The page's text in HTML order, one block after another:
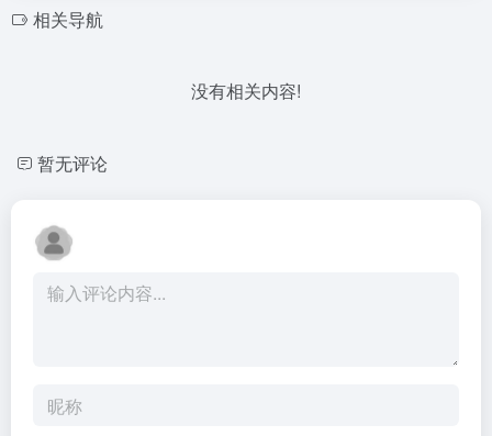
相关导航
没有相关内容!
暂无评论